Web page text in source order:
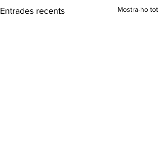
Entrades recents Mostra-ho tot